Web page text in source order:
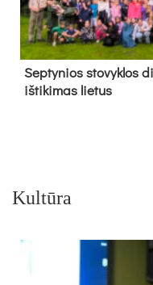
Sep­ty­nios sto­vyk­los
iš­ti­ki­mas lie­tus
Kultūra